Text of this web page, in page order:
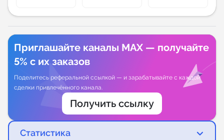
Приглашайте каналы MAX — получайте
5% с их заказов
Поделитесь реферальной ссылкой — и зарабатывайте с каждой
сделки привлечённого канала.
Получить ссылку
Статистика